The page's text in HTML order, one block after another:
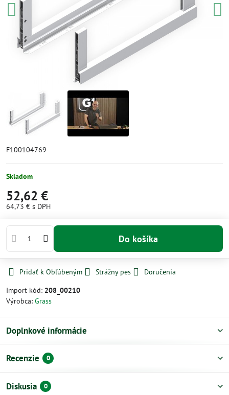
F100104769
Skladom
52,62 €
64,73 € s DPH
Do košíka
Pridať k Obľúbeným Strážny pes
Doručenia
Import kód: 208_00210
Výrobca: Grass
Doplnkové informácie
Recenzie 0
Diskusia 0